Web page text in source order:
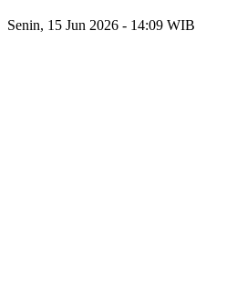
Senin, 15 Jun 2026 - 14:09 WIB